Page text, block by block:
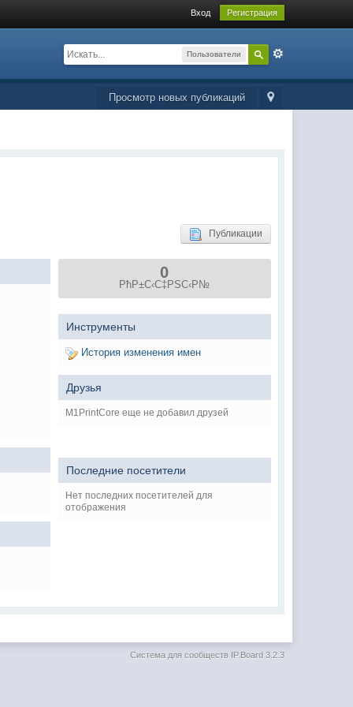
Вход Регистрация
Пользователи
Просмотр новых публикаций
Публикации
0
РћР±С‹С‡РЅС‹Р№
Инструменты
История изменения имен
Друзья
M1PrintCore еще не добавил друзей
Последние посетители
Нет последних посетителей для
отображения
Система для сообществ IP.Board 3.2.3